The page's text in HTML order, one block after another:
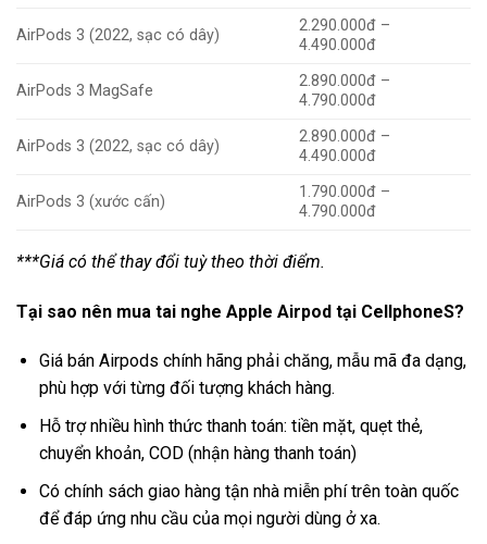
AirPods 3 (2022, sạc có dây)
2.290.000đ –
4.490.000đ
AirPods 3 MagSafe
2.890.000đ –
4.790.000đ
AirPods 3 (2022, sạc có dây)
2.890.000đ –
4.490.000đ
AirPods 3 (xước cấn)
1.790.000đ –
4.790.000đ
***Giá có thể thay đổi tuỳ theo thời điểm.
Tại sao nên mua tai nghe Apple Airpod tại CellphoneS?
Giá bán Airpods chính hãng phải chăng, mẫu mã đa dạng,
phù hợp với từng đối tượng khách hàng.
Hỗ trợ nhiều hình thức thanh toán: tiền mặt, quẹt thẻ,
chuyển khoản, COD (nhận hàng thanh toán)
Có chính sách giao hàng tận nhà miễn phí trên toàn quốc
để đáp ứng nhu cầu của mọi người dùng ở xa.